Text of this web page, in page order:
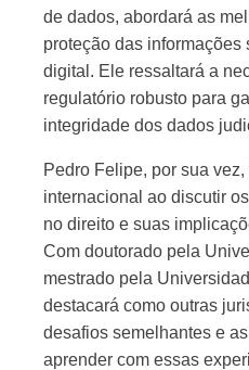
de dados, abordará as
proteção das
digital. Ele ressaltará a
regulatório robusto para
integridade dos dados
Pedro Felipe, por sua
internacional ao discutir
no direito e suas
Com doutorado pela
mestrado pela
destacará como outras
desafios semelhantes e
aprender com essas